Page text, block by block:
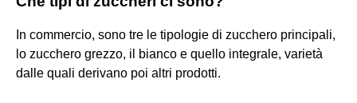
In commercio, sono tre le tipologie di zucchero principali,
lo zucchero grezzo, il bianco e quello integrale, varietà
dalle quali derivano poi altri prodotti.